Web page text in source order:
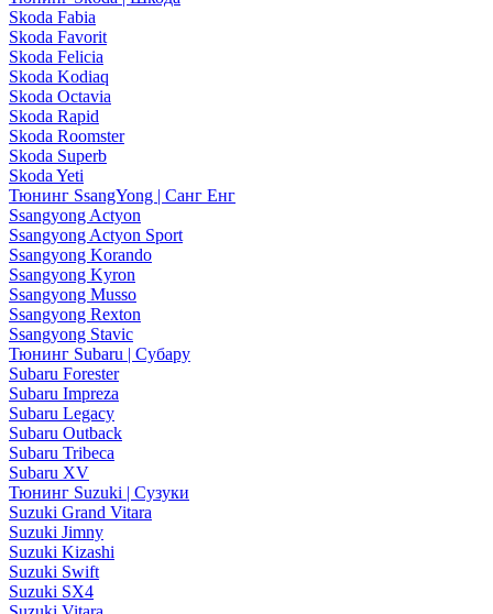
Skoda Fabia
Skoda Favorit
Skoda Felicia
Skoda Kodiaq
Skoda Octavia
Skoda Rapid
Skoda Roomster
Skoda Superb
Skoda Yeti
Тюнинг SsangYong | Санг Енг
Ssangyong Actyon
Ssangyong Actyon Sport
Ssangyong Korando
Ssangyong Kyron
Ssangyong Musso
Ssangyong Rexton
Ssangyong Stavic
Тюнинг Subaru | Субару
Subaru Forester
Subaru Impreza
Subaru Legacy
Subaru Outback
Subaru Tribeca
Subaru XV
Тюнинг Suzuki | Сузуки
Suzuki Grand Vitara
Suzuki Jimny
Suzuki Kizashi
Suzuki Swift
Suzuki SX4